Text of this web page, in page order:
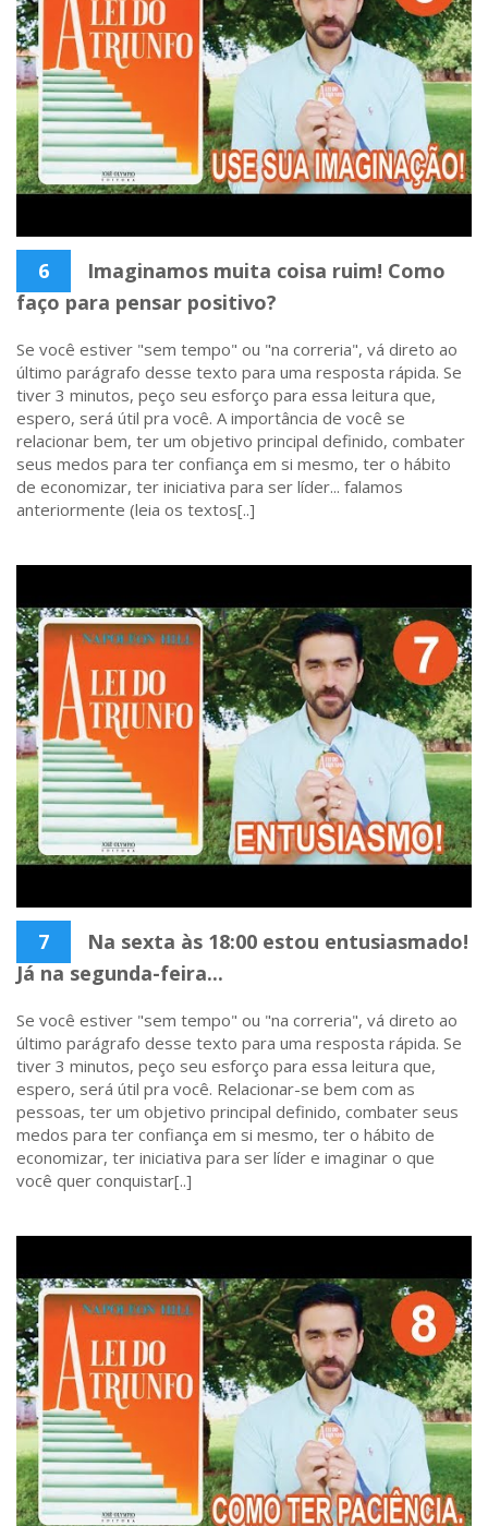
6
Imaginamos muita coisa ruim! Como
faço para pensar positivo?
Se você estiver "sem tempo" ou "na correria", vá direto ao
último parágrafo desse texto para uma resposta rápida. Se
tiver 3 minutos, peço seu esforço para essa leitura que,
espero, será útil pra você. A importância de você se
relacionar bem, ter um objetivo principal definido, combater
seus medos para ter confiança em si mesmo, ter o hábito
de economizar, ter iniciativa para ser líder... falamos
anteriormente (leia os textos[..]
7
Na sexta às 18:00 estou entusiasmado!
Já na segunda-feira...
Se você estiver "sem tempo" ou "na correria", vá direto ao
último parágrafo desse texto para uma resposta rápida. Se
tiver 3 minutos, peço seu esforço para essa leitura que,
espero, será útil pra você. Relacionar-se bem com as
pessoas, ter um objetivo principal definido, combater seus
medos para ter confiança em si mesmo, ter o hábito de
economizar, ter iniciativa para ser líder e imaginar o que
você quer conquistar[..]